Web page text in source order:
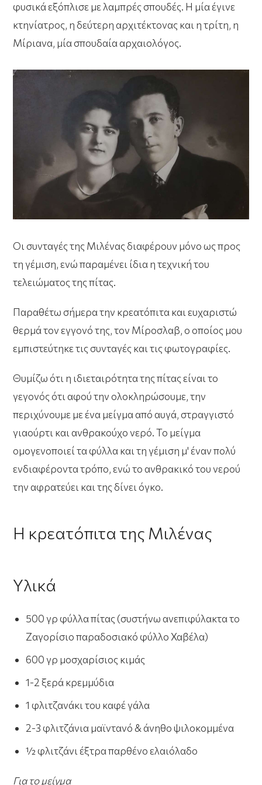
φυσικά εξόπλισε με λαμπρές σπουδές. Η μία έγινε
κτηνίατρος, η δεύτερη αρχιτέκτονας και η τρίτη, η
Μίριανα, μία σπουδαία αρχαιολόγος.
Οι συνταγές της Μιλένας διαφέρουν μόνο ως προς
τη γέμιση, ενώ παραμένει ίδια η τεχνική του
τελειώματος της πίτας.
Παραθέτω σήμερα την κρεατόπιτα και ευχαριστώ
θερμά τον εγγονό της, τον Μίροσλαβ, ο οποίος μου
εμπιστεύτηκε τις συνταγές και τις φωτογραφίες.
Θυμίζω ότι η ιδιεταιρότητα της πίτας είναι το
γεγονός ότι αφού την ολοκληρώσουμε, την
περιχύνουμε με ένα μείγμα από αυγά, στραγγιστό
γιαούρτι και ανθρακούχο νερό. Το μείγμα
ομογενοποιεί τα φύλλα και τη γέμιση μ' έναν πολύ
ενδιαφέροντα τρόπο, ενώ το ανθρακικό του νερού
την αφρατεύει και της δίνει όγκο.
Η κρεατόπιτα της Μιλένας
Υλικά
500 γρ φύλλα πίτας (συστήνω ανεπιφύλακτα το
Ζαγορίσιο παραδοσιακό φύλλο Χαβέλα)
600 γρ μοσχαρίσιος κιμάς
1-2 ξερά κρεμμύδια
1 φλιτζανάκι του καφέ γάλα
2-3 φλιτζάνια μαϊντανό & άνηθο ψιλοκομμένα
½ φλιτζάνι έξτρα παρθένο ελαιόλαδο
Για το μείγμα